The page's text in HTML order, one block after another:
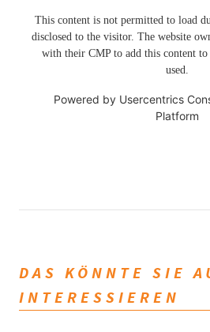
This content is not permitted to load
disclosed to the visitor. The website
with their CMP to add this content
used.
Powered by Usercentrics
Platform
DAS KÖNNTE SIE
INTERESSIEREN